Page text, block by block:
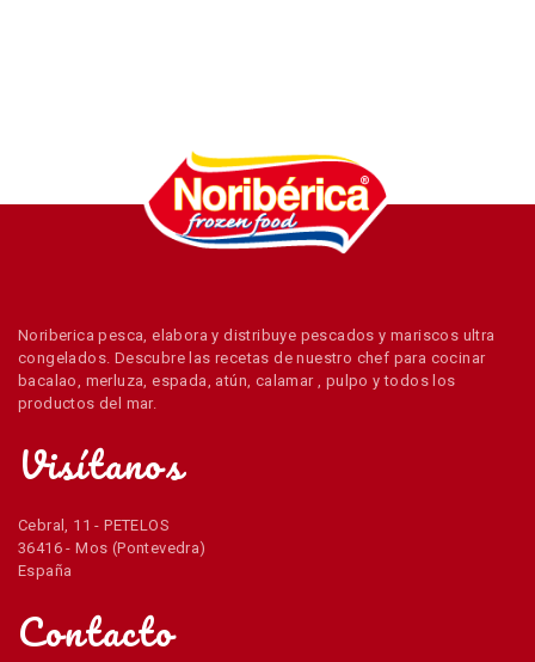
Noriberica pesca, elabora y distribuye pescados y mariscos ultra
congelados. Descubre las recetas de nuestro chef para cocinar
bacalao, merluza, espada, atún, calamar , pulpo y todos los
productos del mar.
Visítanos
Cebral, 11 - PETELOS
36416 - Mos (Pontevedra)
España
Contacto